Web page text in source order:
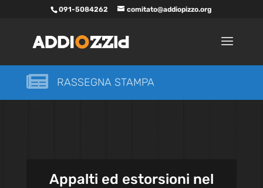
091-5084262 comitato@addiopizzo.org
 RASSEGNA STAMPA
Appalti ed estorsioni nel